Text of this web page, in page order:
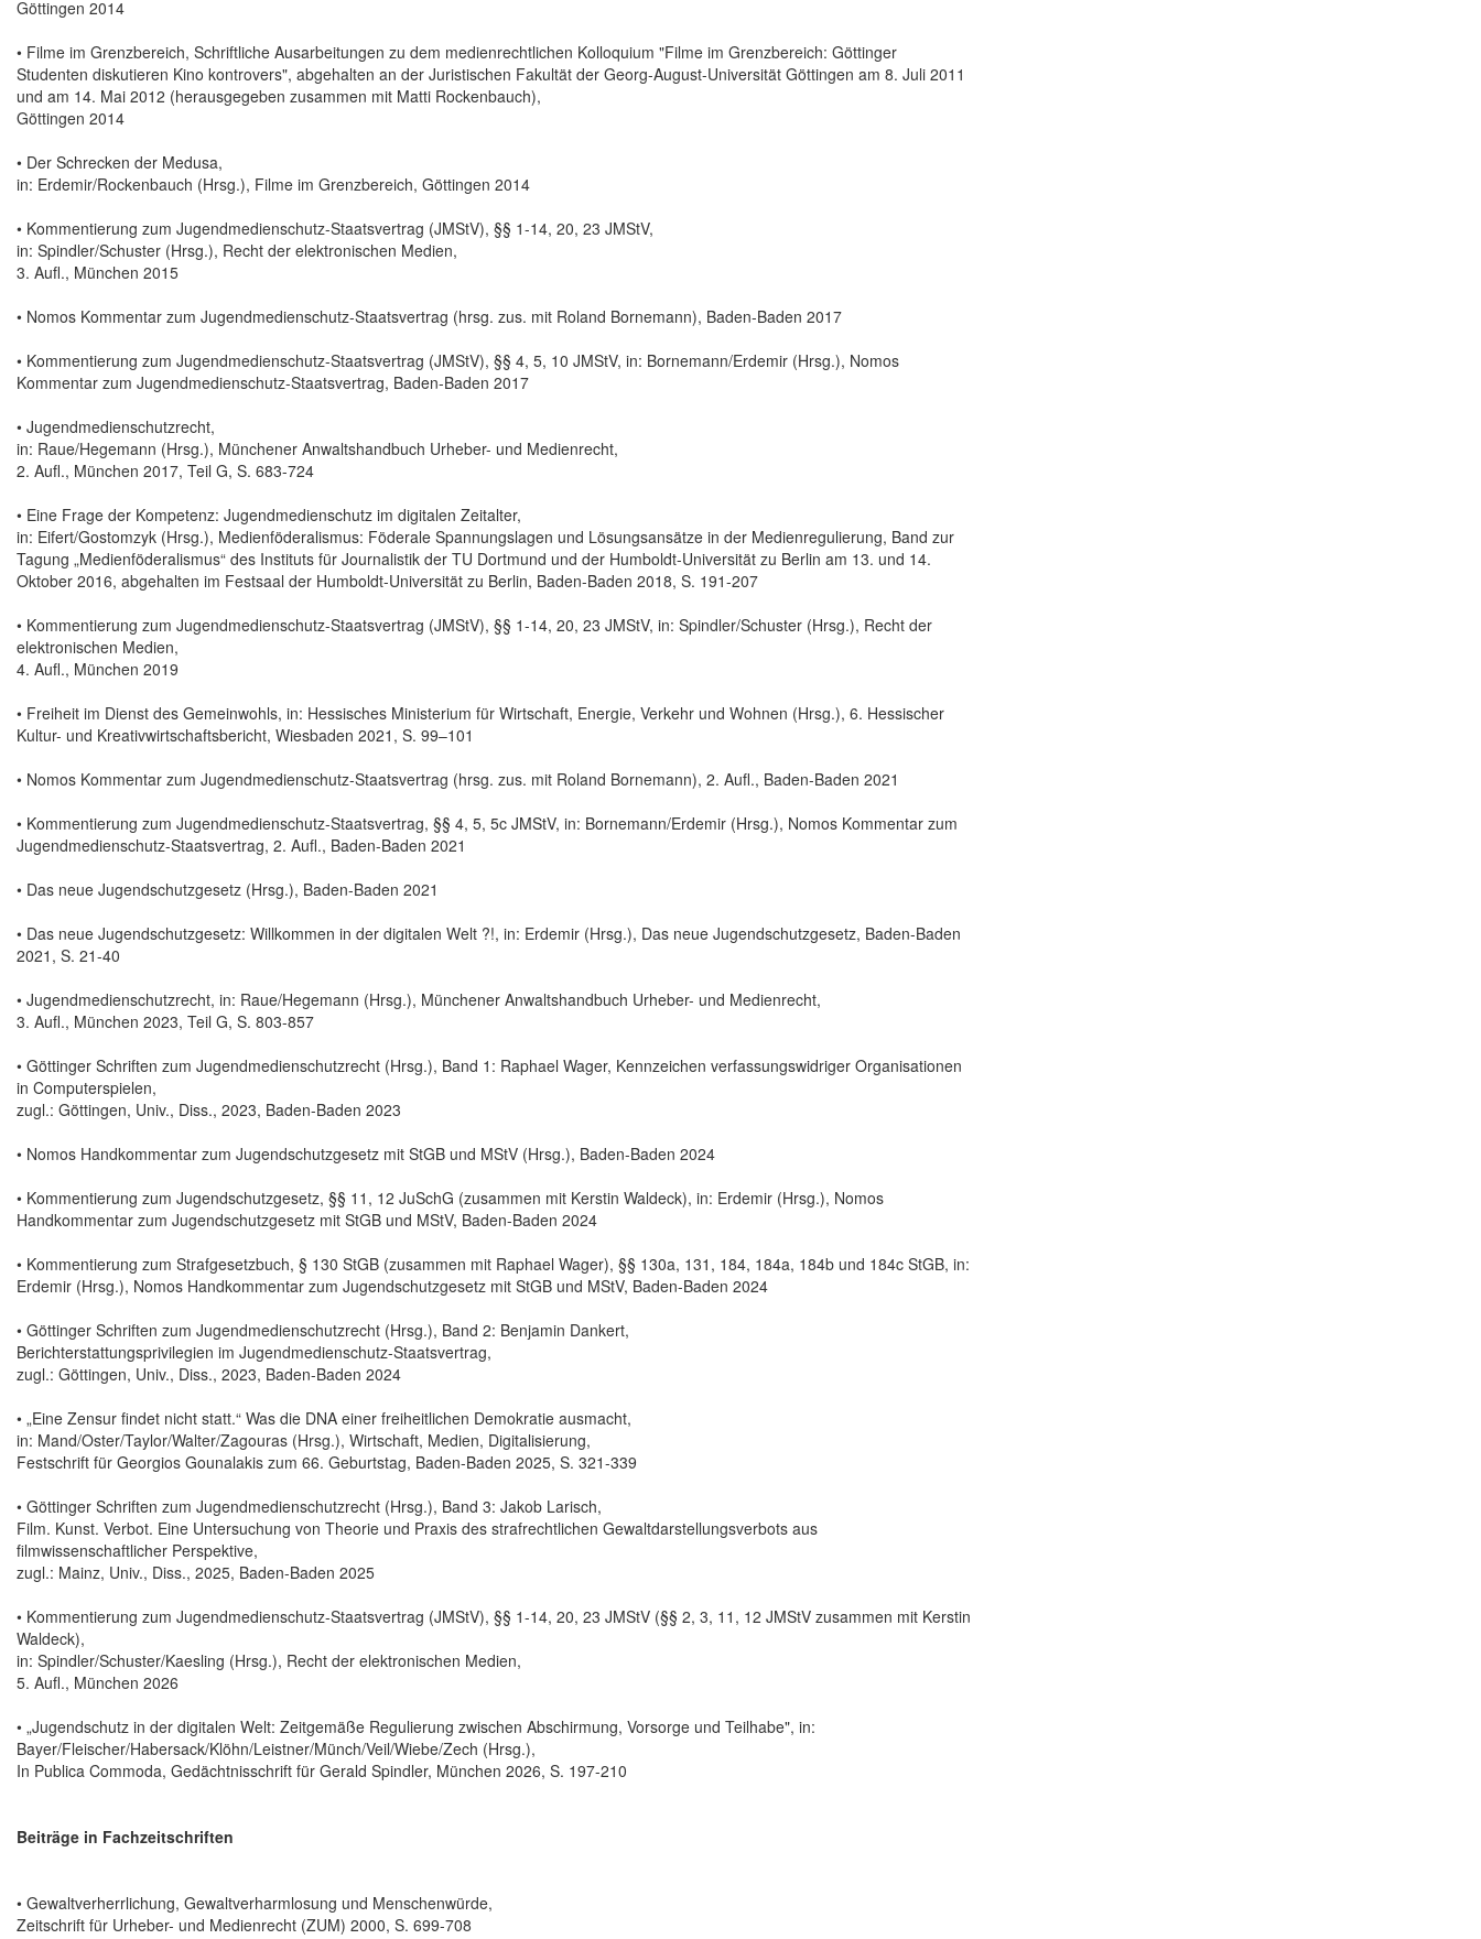
Göttingen 2014
• Filme im Grenzbereich, Schriftliche Ausarbeitungen zu dem medienrechtlichen Kolloquium "Filme im Grenzbereich: Göttinger
Studenten diskutieren Kino kontrovers", abgehalten an der Juristischen Fakultät der Georg-August-Universität Göttingen am 8. Juli 2011
und am 14. Mai 2012 (herausgegeben zusammen mit Matti Rockenbauch),
Göttingen 2014
• Der Schrecken der Medusa,
in: Erdemir/Rockenbauch (Hrsg.), Filme im Grenzbereich, Göttingen 2014
• Kommentierung zum Jugendmedienschutz-Staatsvertrag (JMStV), §§ 1-14, 20, 23 JMStV,
in: Spindler/Schuster (Hrsg.), Recht der elektronischen Medien,
3. Aufl., München 2015
• Nomos Kommentar zum Jugendmedienschutz-Staatsvertrag (hrsg. zus. mit Roland Bornemann), Baden-Baden 2017
• Kommentierung zum Jugendmedienschutz-Staatsvertrag (JMStV), §§ 4, 5, 10 JMStV, in: Bornemann/Erdemir (Hrsg.), Nomos
Kommentar zum Jugendmedienschutz-Staatsvertrag, Baden-Baden 2017
• Jugendmedienschutzrecht,
in: Raue/Hegemann (Hrsg.), Münchener Anwaltshandbuch Urheber- und Medienrecht,
2. Aufl., München 2017, Teil G, S. 683-724
• Eine Frage der Kompetenz: Jugendmedienschutz im digitalen Zeitalter,
in: Eifert/Gostomzyk (Hrsg.), Medienföderalismus: Föderale Spannungslagen und Lösungsansätze in der Medienregulierung, Band zur
Tagung „Medienföderalismus“ des Instituts für Journalistik der TU Dortmund und der Humboldt-Universität zu Berlin am 13. und 14.
Oktober 2016, abgehalten im Festsaal der Humboldt-Universität zu Berlin, Baden-Baden 2018, S. 191-207
• Kommentierung zum Jugendmedienschutz-Staatsvertrag (JMStV), §§ 1-14, 20, 23 JMStV, in: Spindler/Schuster (Hrsg.), Recht der
elektronischen Medien,
4. Aufl., München 2019
• Freiheit im Dienst des Gemeinwohls, in: Hessisches Ministerium für Wirtschaft, Energie, Verkehr und Wohnen (Hrsg.), 6. Hessischer
Kultur- und Kreativwirtschaftsbericht, Wiesbaden 2021, S. 99–101
• Nomos Kommentar zum Jugendmedienschutz-Staatsvertrag (hrsg. zus. mit Roland Bornemann), 2. Aufl., Baden-Baden 2021
• Kommentierung zum Jugendmedienschutz-Staatsvertrag, §§ 4, 5, 5c JMStV, in: Bornemann/Erdemir (Hrsg.), Nomos Kommentar zum
Jugendmedienschutz-Staatsvertrag, 2. Aufl., Baden-Baden 2021
• Das neue Jugendschutzgesetz (Hrsg.), Baden-Baden 2021
• Das neue Jugendschutzgesetz: Willkommen in der digitalen Welt ?!, in: Erdemir (Hrsg.), Das neue Jugendschutzgesetz, Baden-Baden
2021, S. 21-40
• Jugendmedienschutzrecht, in: Raue/Hegemann (Hrsg.), Münchener Anwaltshandbuch Urheber- und Medienrecht,
3. Aufl., München 2023, Teil G, S. 803-857
• Göttinger Schriften zum Jugendmedienschutzrecht (Hrsg.), Band 1: Raphael Wager, Kennzeichen verfassungswidriger Organisationen
in Computerspielen,
zugl.: Göttingen, Univ., Diss., 2023, Baden-Baden 2023
• Nomos Handkommentar zum Jugendschutzgesetz mit StGB und MStV (Hrsg.), Baden-Baden 2024
• Kommentierung zum Jugendschutzgesetz, §§ 11, 12 JuSchG (zusammen mit Kerstin Waldeck), in: Erdemir (Hrsg.), Nomos
Handkommentar zum Jugendschutzgesetz mit StGB und MStV, Baden-Baden 2024
• Kommentierung zum Strafgesetzbuch, § 130 StGB (zusammen mit Raphael Wager), §§ 130a, 131, 184, 184a, 184b und 184c StGB, in:
Erdemir (Hrsg.), Nomos Handkommentar zum Jugendschutzgesetz mit StGB und MStV, Baden-Baden 2024
• Göttinger Schriften zum Jugendmedienschutzrecht (Hrsg.), Band 2: Benjamin Dankert,
Berichterstattungsprivilegien im Jugendmedienschutz-Staatsvertrag,
zugl.: Göttingen, Univ., Diss., 2023, Baden-Baden 2024
• „Eine Zensur findet nicht statt.“ Was die DNA einer freiheitlichen Demokratie ausmacht,
in: Mand/Oster/Taylor/Walter/Zagouras (Hrsg.), Wirtschaft, Medien, Digitalisierung,
Festschrift für Georgios Gounalakis zum 66. Geburtstag, Baden-Baden 2025, S. 321-339
• Göttinger Schriften zum Jugendmedienschutzrecht (Hrsg.), Band 3: Jakob Larisch,
Film. Kunst. Verbot. Eine Untersuchung von Theorie und Praxis des strafrechtlichen Gewaltdarstellungsverbots aus
filmwissenschaftlicher Perspektive,
zugl.: Mainz, Univ., Diss., 2025, Baden-Baden 2025
• Kommentierung zum Jugendmedienschutz-Staatsvertrag (JMStV), §§ 1-14, 20, 23 JMStV (§§ 2, 3, 11, 12 JMStV zusammen mit Kerstin
Waldeck),
in: Spindler/Schuster/Kaesling (Hrsg.), Recht der elektronischen Medien,
5. Aufl., München 2026
• „Jugendschutz in der digitalen Welt: Zeitgemäße Regulierung zwischen Abschirmung, Vorsorge und Teilhabe", in:
Bayer/Fleischer/Habersack/Klöhn/Leistner/Münch/Veil/Wiebe/Zech (Hrsg.),
In Publica Commoda, Gedächtnisschrift für Gerald Spindler, München 2026, S. 197-210
Beiträge in Fachzeitschriften
• Gewaltverherrlichung, Gewaltverharmlosung und Menschenwürde,
Zeitschrift für Urheber- und Medienrecht (ZUM) 2000, S. 699-708